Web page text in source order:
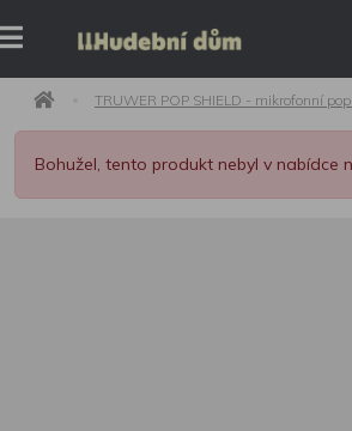
TRUWER POP SHIELD - mikrofonní
Bohužel, tento produkt nebyl v nabídce